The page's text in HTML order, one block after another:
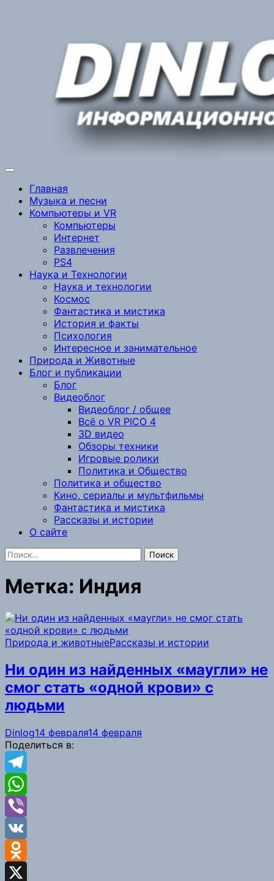
Главная
Музыка и песни
Компьютеры и VR
Компьютеры
Интернет
Развлечения
PS4
Наука и Технологии
Наука и технологии
Космос
Фантастика и мистика
История и факты
Психология
Интересное и занимательное
Природа и Животные
Блог и публикации
Блог
Видеоблог
Видеоблог / общее
Всё о VR PICO 4
3D видео
Обзоры техники
Игровые ролики
Политика и Общество
Политика и общество
Кино, сериалы и мультфильмы
Фантастика и мистика
Рассказы и истории
О сайте
Найти:
Метка: Индия
Природа и животныеРассказы и истории
Ни один из найденных «маугли» не
смог стать «одной крови» с
людьми
Dinlog14 февраля14 февраля
Поделиться в:
Telegram
WhatsApp
Viber
VK
Odnoklassniki